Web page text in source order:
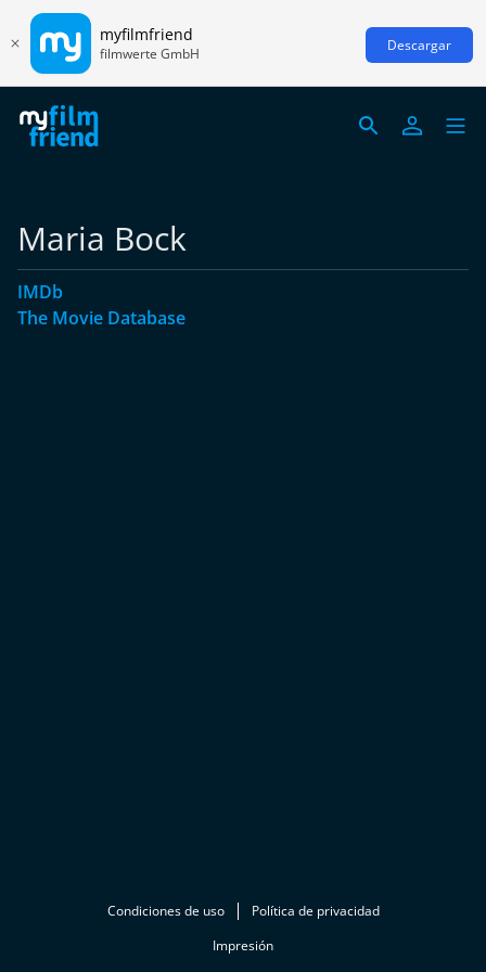
myfilmfriend
filmwerte GmbH Descargar
Maria Bock
IMDb
The Movie Database
Condiciones de uso
Política de privacidad
Impresión